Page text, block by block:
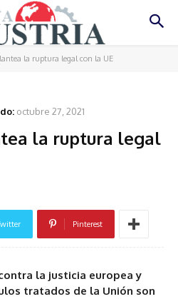
la ruptura legal con la UE
octubre 27, 2021
la ruptura legal
Pinterest
la justicia europea y
tratados de la Unión son